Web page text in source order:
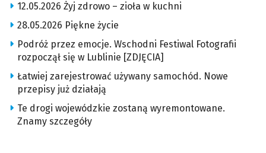
12.05.2026 Żyj zdrowo – zioła w kuchni
28.05.2026 Piękne życie
Podróż przez emocje. Wschodni Festiwal Fotografii
rozpoczął się w Lublinie [ZDJĘCIA]
Łatwiej zarejestrować używany samochód. Nowe
przepisy już działają
Te drogi wojewódzkie zostaną wyremontowane.
Znamy szczegóły